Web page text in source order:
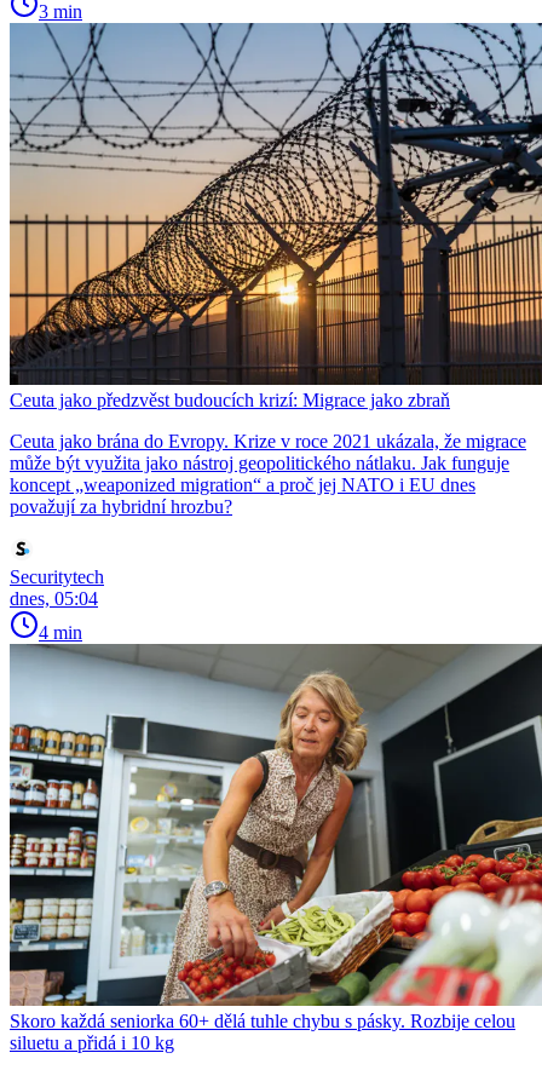
3 min
Ceuta jako předzvěst budoucích krizí: Migrace jako zbraň
Ceuta jako brána do Evropy. Krize v roce 2021 ukázala, že migrace
může být využita jako nástroj geopolitického nátlaku. Jak funguje
koncept „weaponized migration“ a proč jej NATO i EU dnes
považují za hybridní hrozbu?
Securitytech
dnes, 05:04
4 min
Skoro každá seniorka 60+ dělá tuhle chybu s pásky. Rozbije celou
siluetu a přidá i 10 kg